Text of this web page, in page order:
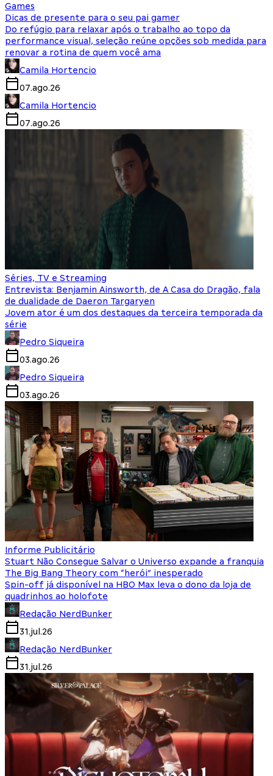
Games
Dicas de presente para o seu pai gamer
Do refúgio para relaxar após o trabalho ao topo da
performance visual, seleção reúne opções sob medida para
renovar a rotina de quem você ama
Camila Hortencio
07.ago.26
Camila Hortencio
07.ago.26
Séries, TV e Streaming
Entrevista: Benjamin Ainsworth, de A Casa do Dragão, fala
de dualidade de Daeron Targaryen
Jovem ator é um dos destaques da terceira temporada da
série
Pedro Siqueira
03.ago.26
Pedro Siqueira
03.ago.26
Informe Publicitário
Stuart Não Consegue Salvar o Universo expande a franquia
The Big Bang Theory com “herói” inesperado
Spin-off já disponível na HBO Max leva o dono da loja de
quadrinhos ao holofote
Redação NerdBunker
31.jul.26
Redação NerdBunker
31.jul.26